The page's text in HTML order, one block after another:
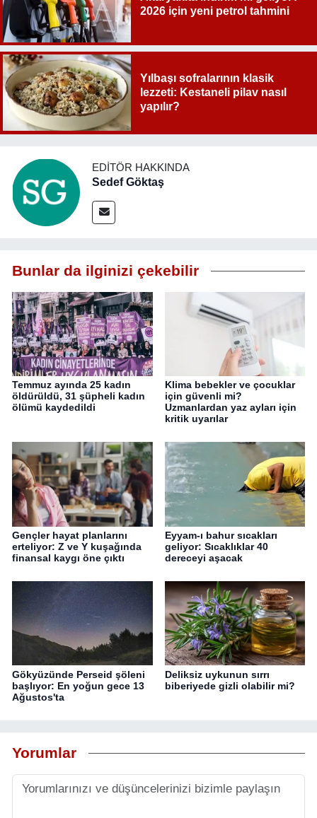
2026 için yeni petrol tahmini
Yılbaşı sofralarının klasik
lezzeti: Kestaneli pilav nasıl
yapılır?
EDITÖR HAKKINDA
Sedef Göktaş
Bunlar da ilginizi çekebilir
Temmuz ayında 25 kadın
öldürüldü, 31 şüpheli kadın
ölümü kaydedildi
Klima bebekler ve çocuklar
için güvenli mi?
Uzmanlardan yaz ayları için
kritik uyarılar
Gençler hayat planlarını
erteliyor: Z ve Y kuşağında
finansal kaygı öne çıktı
Eyyam-ı bahur sıcakları
geliyor: Sıcaklıklar 40
dereceyi aşacak
Gökyüzünde Perseid şöleni
başlıyor: En yoğun gece 13
Ağustos'ta
Deliksiz uykunun sırrı
biberiyede gizli olabilir mi?
Yorumlar